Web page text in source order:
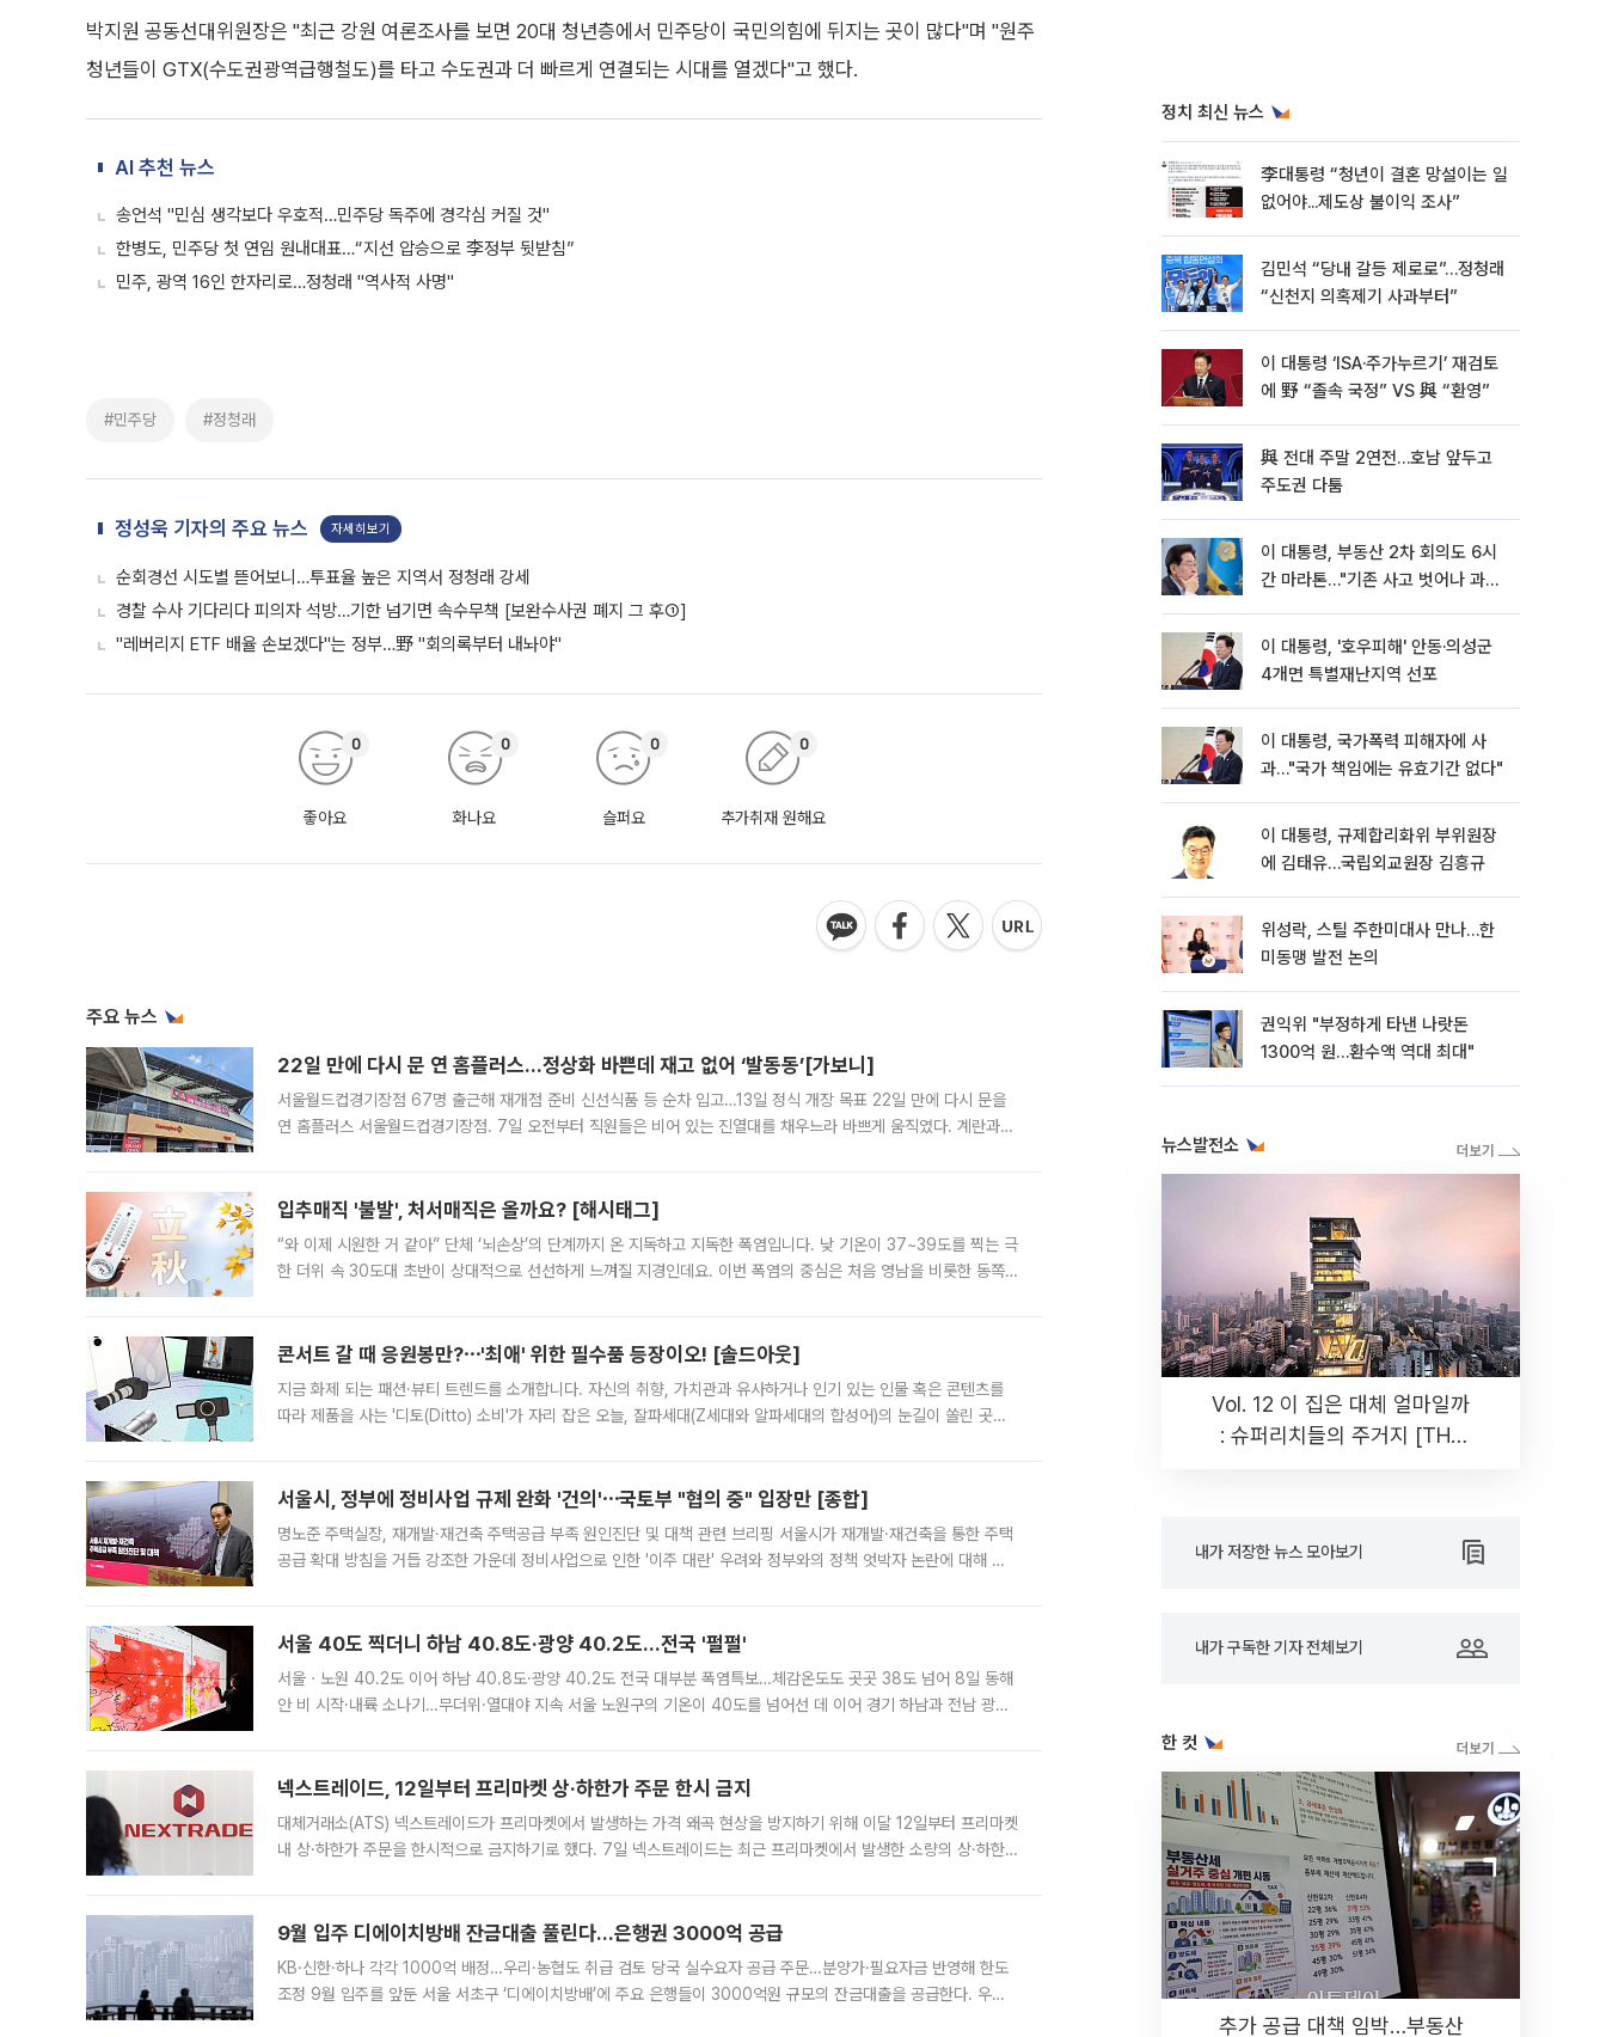
박지원 공동선대위원장은 "최근 강원 여론조사를 보면 20대 청년층에서 민주당이 국민의힘에 뒤지는 곳이 많다"며 "원주
청년들이 GTX(수도권광역급행철도)를 타고 수도권과 더 빠르게 연결되는 시대를 열겠다"고 했다.
AI 추천 뉴스
송언석 "민심 생각보다 우호적…민주당 독주에 경각심 커질 것"
한병도, 민주당 첫 연임 원내대표…“지선 압승으로 李정부 뒷받침”
민주, 광역 16인 한자리로…정청래 "역사적 사명"
#민주당 #정청래
정성욱 기자의 주요 뉴스 자세히보기
순회경선 시도별 뜯어보니…투표율 높은 지역서 정청래 강세
경찰 수사 기다리다 피의자 석방…기한 넘기면 속수무책 [보완수사권 폐지 그 후①]
"레버리지 ETF 배율 손보겠다"는 정부…野 "회의록부터 내놔야"
좋아요
0
화나요
0
슬퍼요
0
추가취재 원해요
0
주요 뉴스
22일 만에 다시 문 연 홈플러스…정상화 바쁜데 재고 없어 ‘발동동’[가보니]
서울월드컵경기장점 67명 출근해 재개점 준비 신선식품 등 순차 입고…13일 정식 개장 목표 22일 만에 다시 문을
연 홈플러스 서울월드컵경기장점. 7일 오전부터 직원들은 비어 있는 진열대를 채우느라 바쁘게 움직였다. 계란과
입추매직 '불발', 처서매직은 올까요? [해시태그]
“와 이제 시원한 거 같아” 단체 ‘뇌손상’의 단계까지 온 지독하고 지독한 폭염입니다. 낮 기온이 37~39도를 찍는 극
한 더위 속 30도대 초반이 상대적으로 선선하게 느껴질 지경인데요. 이번 폭염의 중심은 처음 영남을 비롯한 동쪽
콘서트 갈 때 응원봉만?⋯'최애' 위한 필수품 등장이오! [솔드아웃]
지금 화제 되는 패션·뷰티 트렌드를 소개합니다. 자신의 취향, 가치관과 유사하거나 인기 있는 인물 혹은 콘텐츠를
따라 제품을 사는 '디토(Ditto) 소비'가 자리 잡은 오늘, 잘파세대(Z세대와 알파세대의 합성어)의 눈길이 쏠린 곳은
서울시, 정부에 정비사업 규제 완화 '건의'⋯국토부 "협의 중" 입장만 [종합]
명노준 주택실장, 재개발·재건축 주택공급 부족 원인진단 및 대책 관련 브리핑 서울시가 재개발·재건축을 통한 주택
공급 확대 방침을 거듭 강조한 가운데 정비사업으로 인한 '이주 대란' 우려와 정부와의 정책 엇박자 논란에 대해 정
서울 40도 찍더니 하남 40.8도·광양 40.2도…전국 '펄펄'
서울ㆍ노원 40.2도 이어 하남 40.8도·광양 40.2도 전국 대부분 폭염특보…체감온도도 곳곳 38도 넘어 8일 동해
안 비 시작·내륙 소나기…무더위·열대야 지속 서울 노원구의 기온이 40도를 넘어선 데 이어 경기 하남과 전남 광양
넥스트레이드, 12일부터 프리마켓 상·하한가 주문 한시 금지
대체거래소(ATS) 넥스트레이드가 프리마켓에서 발생하는 가격 왜곡 현상을 방지하기 위해 이달 12일부터 프리마켓
내 상·하한가 주문을 한시적으로 금지하기로 했다. 7일 넥스트레이드는 최근 프리마켓에서 발생한 소량의 상·하한
9월 입주 디에이치방배 잔금대출 풀린다…은행권 3000억 공급
KB·신한·하나 각각 1000억 배정…우리·농협도 취급 검토 당국 실수요자 공급 주문…분양가·필요자금 반영해 한도
조정 9월 입주를 앞둔 서울 서초구 ‘디에이치방배’에 주요 은행들이 3000억원 규모의 잔금대출을 공급한다. 우리
정치 최신 뉴스
李대통령 “청년이 결혼 망설이는 일
없어야...제도상 불이익 조사”
김민석 “당내 갈등 제로로”…정청래
“신천지 의혹제기 사과부터”
이 대통령 ‘ISA·주가누르기’ 재검토
에 野 “졸속 국정” VS 與 “환영”
與 전대 주말 2연전…호남 앞두고
주도권 다툼
이 대통령, 부동산 2차 회의도 6시
간 마라톤…"기존 사고 벗어나 과감
이 대통령, '호우피해' 안동·의성군
4개면 특별재난지역 선포
이 대통령, 국가폭력 피해자에 사
과…"국가 책임에는 유효기간 없다"
이 대통령, 규제합리화위 부위원장
에 김태유…국립외교원장 김흥규
위성락, 스틸 주한미대사 만나…한
미동맹 발전 논의
권익위 "부정하게 타낸 나랏돈
1300억 원…환수액 역대 최대"
뉴스발전소
Vol. 12 이 집은 대체 얼마일까
: 슈퍼리치들의 주거지 [THE
내가 저장한 뉴스 모아보기
내가 구독한 기자 전체보기
한 컷
추가 공급 대책 임박…부동산